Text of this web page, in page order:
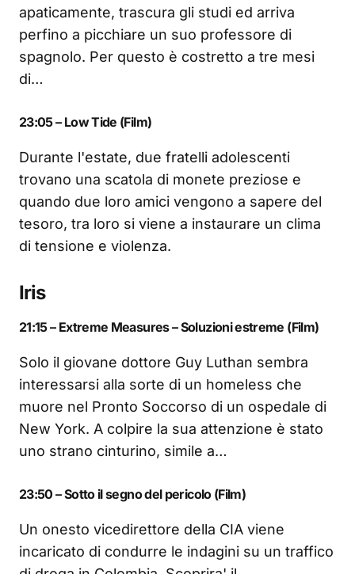
apaticamente, trascura gli studi ed arriva
perfino a picchiare un suo professore di
spagnolo. Per questo è costretto a tre mesi
di…
23:05 – Low Tide (Film)
Durante l'estate, due fratelli adolescenti
trovano una scatola di monete preziose e
quando due loro amici vengono a sapere del
tesoro, tra loro si viene a instaurare un clima
di tensione e violenza.
Iris
21:15 – Extreme Measures – Soluzioni estreme (Film)
Solo il giovane dottore Guy Luthan sembra
interessarsi alla sorte di un homeless che
muore nel Pronto Soccorso di un ospedale di
New York. A colpire la sua attenzione è stato
uno strano cinturino, simile a…
23:50 – Sotto il segno del pericolo (Film)
Un onesto vicedirettore della CIA viene
incaricato di condurre le indagini su un traffico